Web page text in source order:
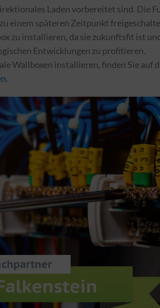
Laden vorbereitet sind. Die
einem späteren Zeitpunkt
zu installieren, da sie zukunftsfit ist
Entwicklungen zu profitieren.
Wallboxen installieren, finden Sie auf
.